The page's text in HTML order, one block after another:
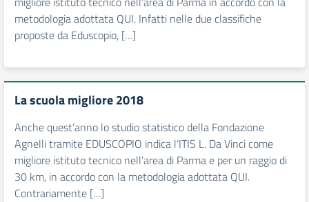
metodologia adottata QUI. Infatti nelle due classifiche
proposte da Eduscopio, […]
La scuola migliore 2018
Anche quest’anno lo studio statistico della Fondazione
Agnelli tramite EDUSCOPIO indica l’ITIS L. Da Vinci come
migliore istituto tecnico nell’area di Parma e per un raggio di
30 km, in accordo con la metodologia adottata QUI.
Contrariamente […]